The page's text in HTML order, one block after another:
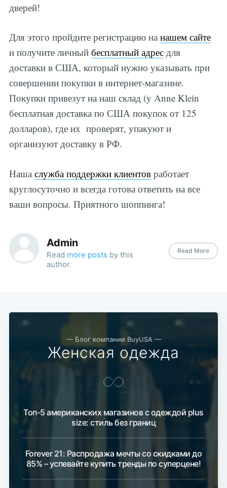
дверей!
Для этого пройдите регистрацию на нашем сайте
и получите личный бесплатный адресдля
доставки в США, который нужно указывать при
совершении покупки в интернет-магазине.
Покупки привезут на наш склад (у Anne Klein
бесплатная доставка по США покупок от 125
долларов), где их проверят, упакуют и
организуют доставку в РФ.
Наша служба поддержки клиентовработает
круглосуточно и всегда готова ответить на все
ваши вопросы. Приятного шоппинга!
Admin
Read more posts by this
author.
Read More
— Блог компании BuyUSA —
Женская одежда
Топ-5 американских магазинов с одеждой plus
size: стиль без границ
Forever 21: Распродажа мечты со скидками до
85% – успевайте купить тренды по суперцене!